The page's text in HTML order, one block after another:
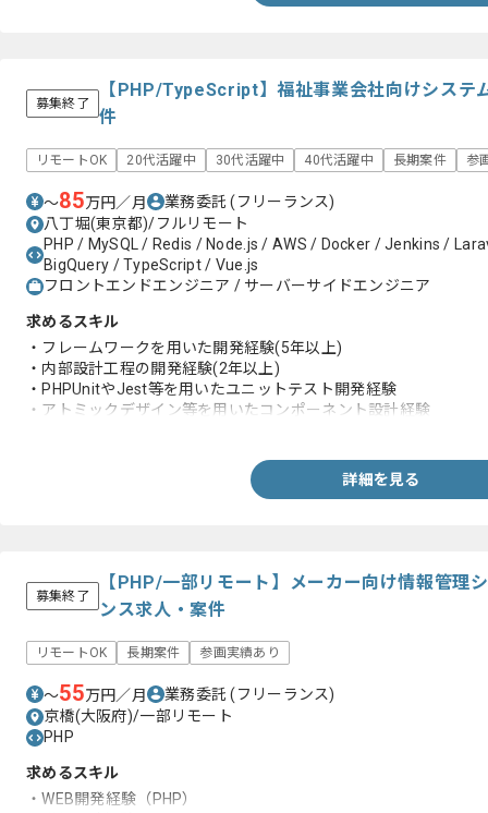
募集終了
【PHP/TypeScript】福祉事業会社向けシステ
件
リモートOK 20代活躍中 30代活躍中 40代活躍中 長期案件 参
〜85万円／月 業務委託(フリーランス)
八丁堀(東京都)/フルリモート
PHP / MySQL / Redis / Node.js / AWS / Docker / Jenkins /
BigQuery / TypeScript / Vue.js
フロントエンドエンジニア / サーバーサイドエンジニア
求めるスキル
・フレームワークを用いた開発経験(5年以上)
・内部設計工程の開発経験(2年以上)
・PHPUnitやJest等を用いたユニットテスト開発経験
・アトミックデザイン等を用いたコンポーネント設計経験
・クリーンアーキテクチャの理解
詳細を見る
募集終了
【PHP/一部リモート】メーカー向け情報管理
ンス求人・案件
リモートOK 長期案件 参画実績あり
〜55万円／月 業務委託(フリーランス)
京橋(大阪府)/一部リモート
PHP
求めるスキル
・WEB開発経験（PHP）